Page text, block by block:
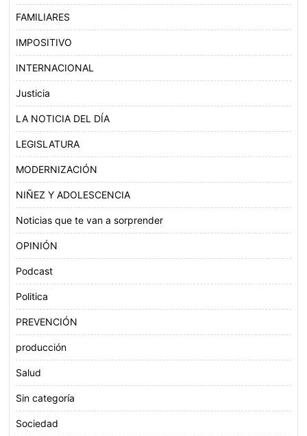
FAMILIARES
IMPOSITIVO
INTERNACIONAL
Justicia
LA NOTICIA DEL DÍA
LEGISLATURA
MODERNIZACIÓN
NIÑEZ Y ADOLESCENCIA
Noticias que te van a sorprender
OPINIÓN
Podcast
Politica
PREVENCIÓN
producción
Salud
Sin categoría
Sociedad